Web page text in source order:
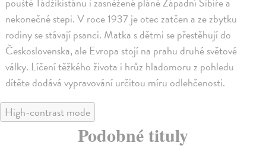
nekonečné stepi. V roce 1937 je otec zatčen a ze zbytku
rodiny se stávají psanci. Matka s dětmi se přestěhují do
Československa, ale Evropa stojí na prahu druhé světové
války. Líčení těžkého života i hrůz hladomoru z pohledu
dítěte dodává vypravování určitou míru odlehčenosti.
High-contrast mode
Podobné tituly